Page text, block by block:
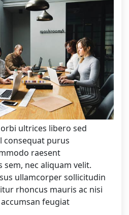
ultrices libero sed
consequat purus
raesent
nec aliquam velit.
ullamcorper sollicitudin
rhoncus mauris ac nisi
feugiat